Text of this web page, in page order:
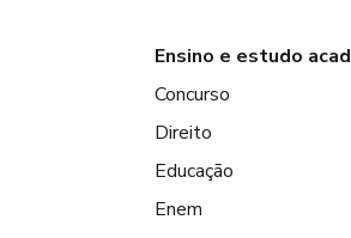
Ensino e estudo
Concurso
Direito
Educação
Enem